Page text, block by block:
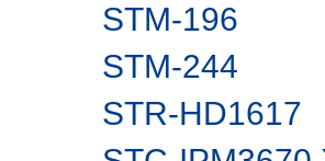
STM-196
STM-244
STR-HD1617